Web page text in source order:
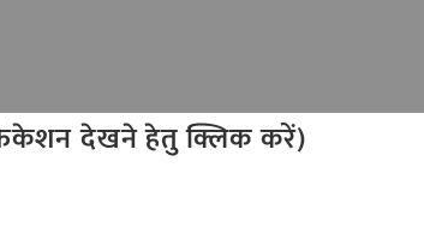
देखने हेतु क्लिक करें)